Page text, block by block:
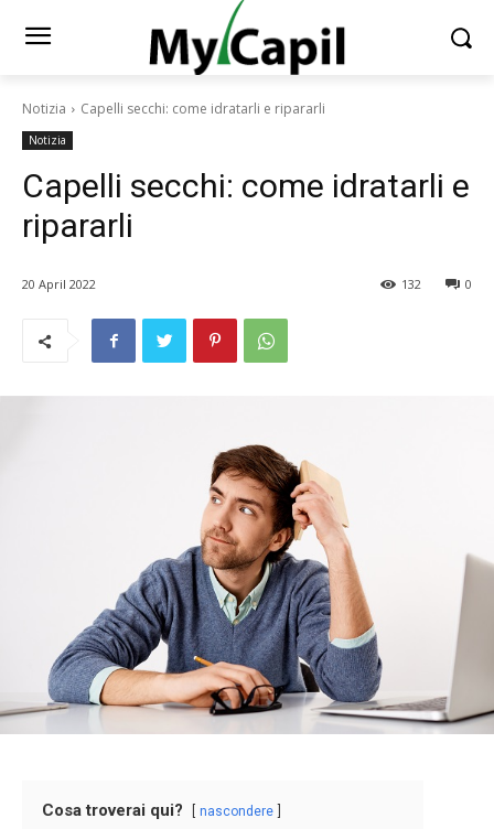
Notizia Capelli secchi: come idratarli e ripararli
Notizia
Capelli secchi: come idratarli e
ripararli
20 April 2022 0
132
Cosa troverai qui? nascondere